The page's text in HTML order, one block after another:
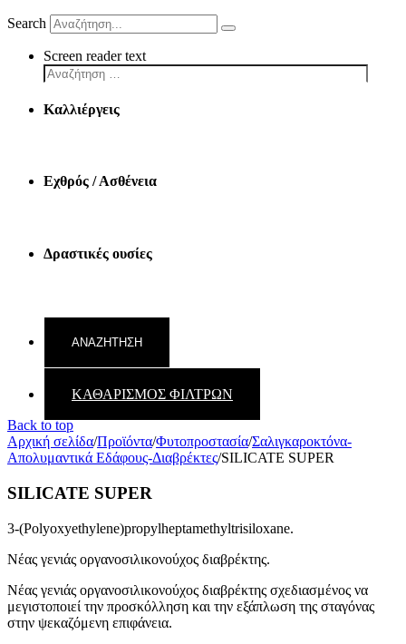
Search
Screen reader text
Καλλιέργεις
Εχθρός / Ασθένεια
Δραστικές ουσίες
ΚΑΘΑΡΙΣΜΟΣ ΦΙΛΤΡΩΝ
Back to top
Αρχική σελίδα/Προϊόντα/Φυτοπροστασία/Σαλιγκαροκτόνα-
Απολυμαντικά Εδάφους-Διαβρέκτες/SILICATE SUPER
SILICATE SUPER
3-(Polyoxyethylene)propylheptamethyltrisiloxane.
Νέας γενιάς οργανοσιλικονούχος διαβρέκτης.
Νέας γενιάς οργανοσιλικονούχος διαβρέκτης σχεδιασμένος να
μεγιστοποιεί την προσκόλληση και την εξάπλωση της σταγόνας
στην ψεκαζόμενη επιφάνεια.